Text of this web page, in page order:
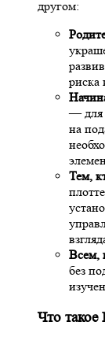
другом:
риска
— для
на
Тем,
Всем,
без
Что